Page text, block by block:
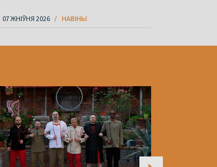
07 ЖНІЎНЯ 2026 НАВІНЫ